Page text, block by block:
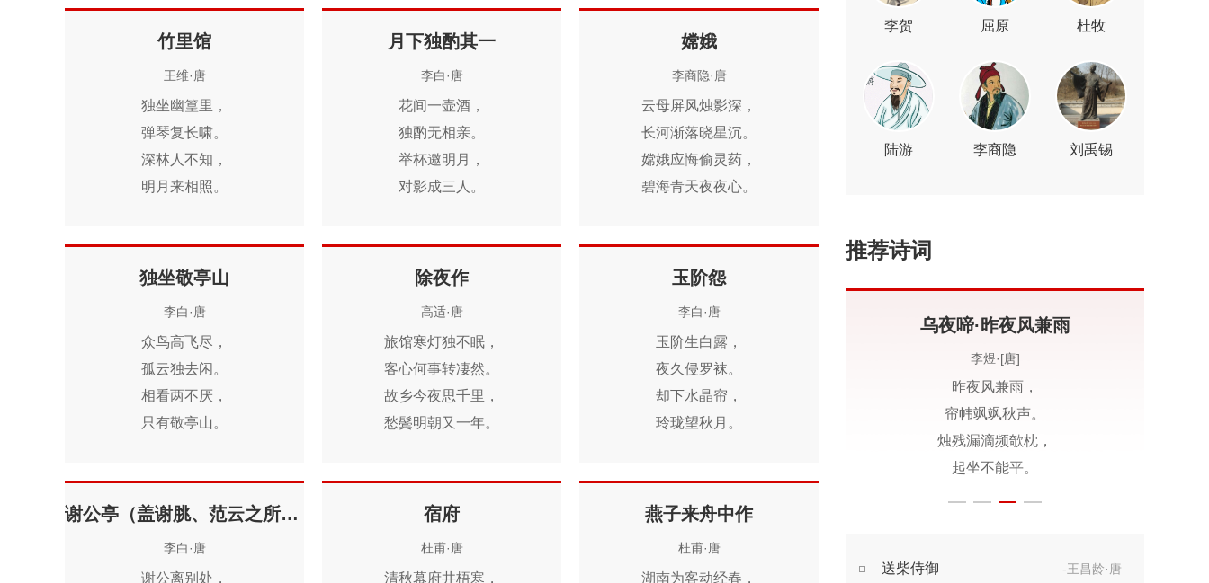
啄食饮泉勇气满，
雉子班奏急管弦，
倾心酒美尽玉碗。
枯杨枯杨尔生稊，
我独七十而孤栖。
弹弦写恨意不尽，
寄卧郊扉久，
飘飘何所似，
竹里馆
王维·唐
独坐幽篁里，
弹琴复长啸。
深林人不知，
明月来相照。
月下独酌其一
李白·唐
花间一壶酒，
独酌无相亲。
举杯邀明月，
对影成三人。
暂伴月将影，
我歌月徘徊，
我舞影零乱。
醒时同交欢，
醉后各分散。
永结无情游，
嫦娥
李商隐·唐
云母屏风烛影深，
长河渐落晓星沉。
嫦娥应悔偷灵药，
碧海青天夜夜心。
独坐敬亭山
李白·唐
众鸟高飞尽，
孤云独去闲。
相看两不厌，
只有敬亭山。
除夜作
高适·唐
旅馆寒灯独不眠，
客心何事转凄然。
故乡今夜思千里，
愁鬓明朝又一年。
玉阶怨
李白·唐
玉阶生白露，
夜久侵罗袜。
却下水晶帘，
玲珑望秋月。
谢公亭（盖谢脁、范云之所游）
李白·唐
谢公离别处，
宿府
杜甫·唐
清秋幕府井梧寒，
燕子来舟中作
杜甫·唐
湖南为客动经春，
李贺 屈原 杜牧
陆游 李商隐 刘禹锡
推荐诗词
月冷莎鸡悲。
我有所念人，隔在远远乡。
我有所感事，结在深深肠。
乌夜啼·昨夜风兼雨
此外不堪行。送柴侍御 -王昌龄·唐